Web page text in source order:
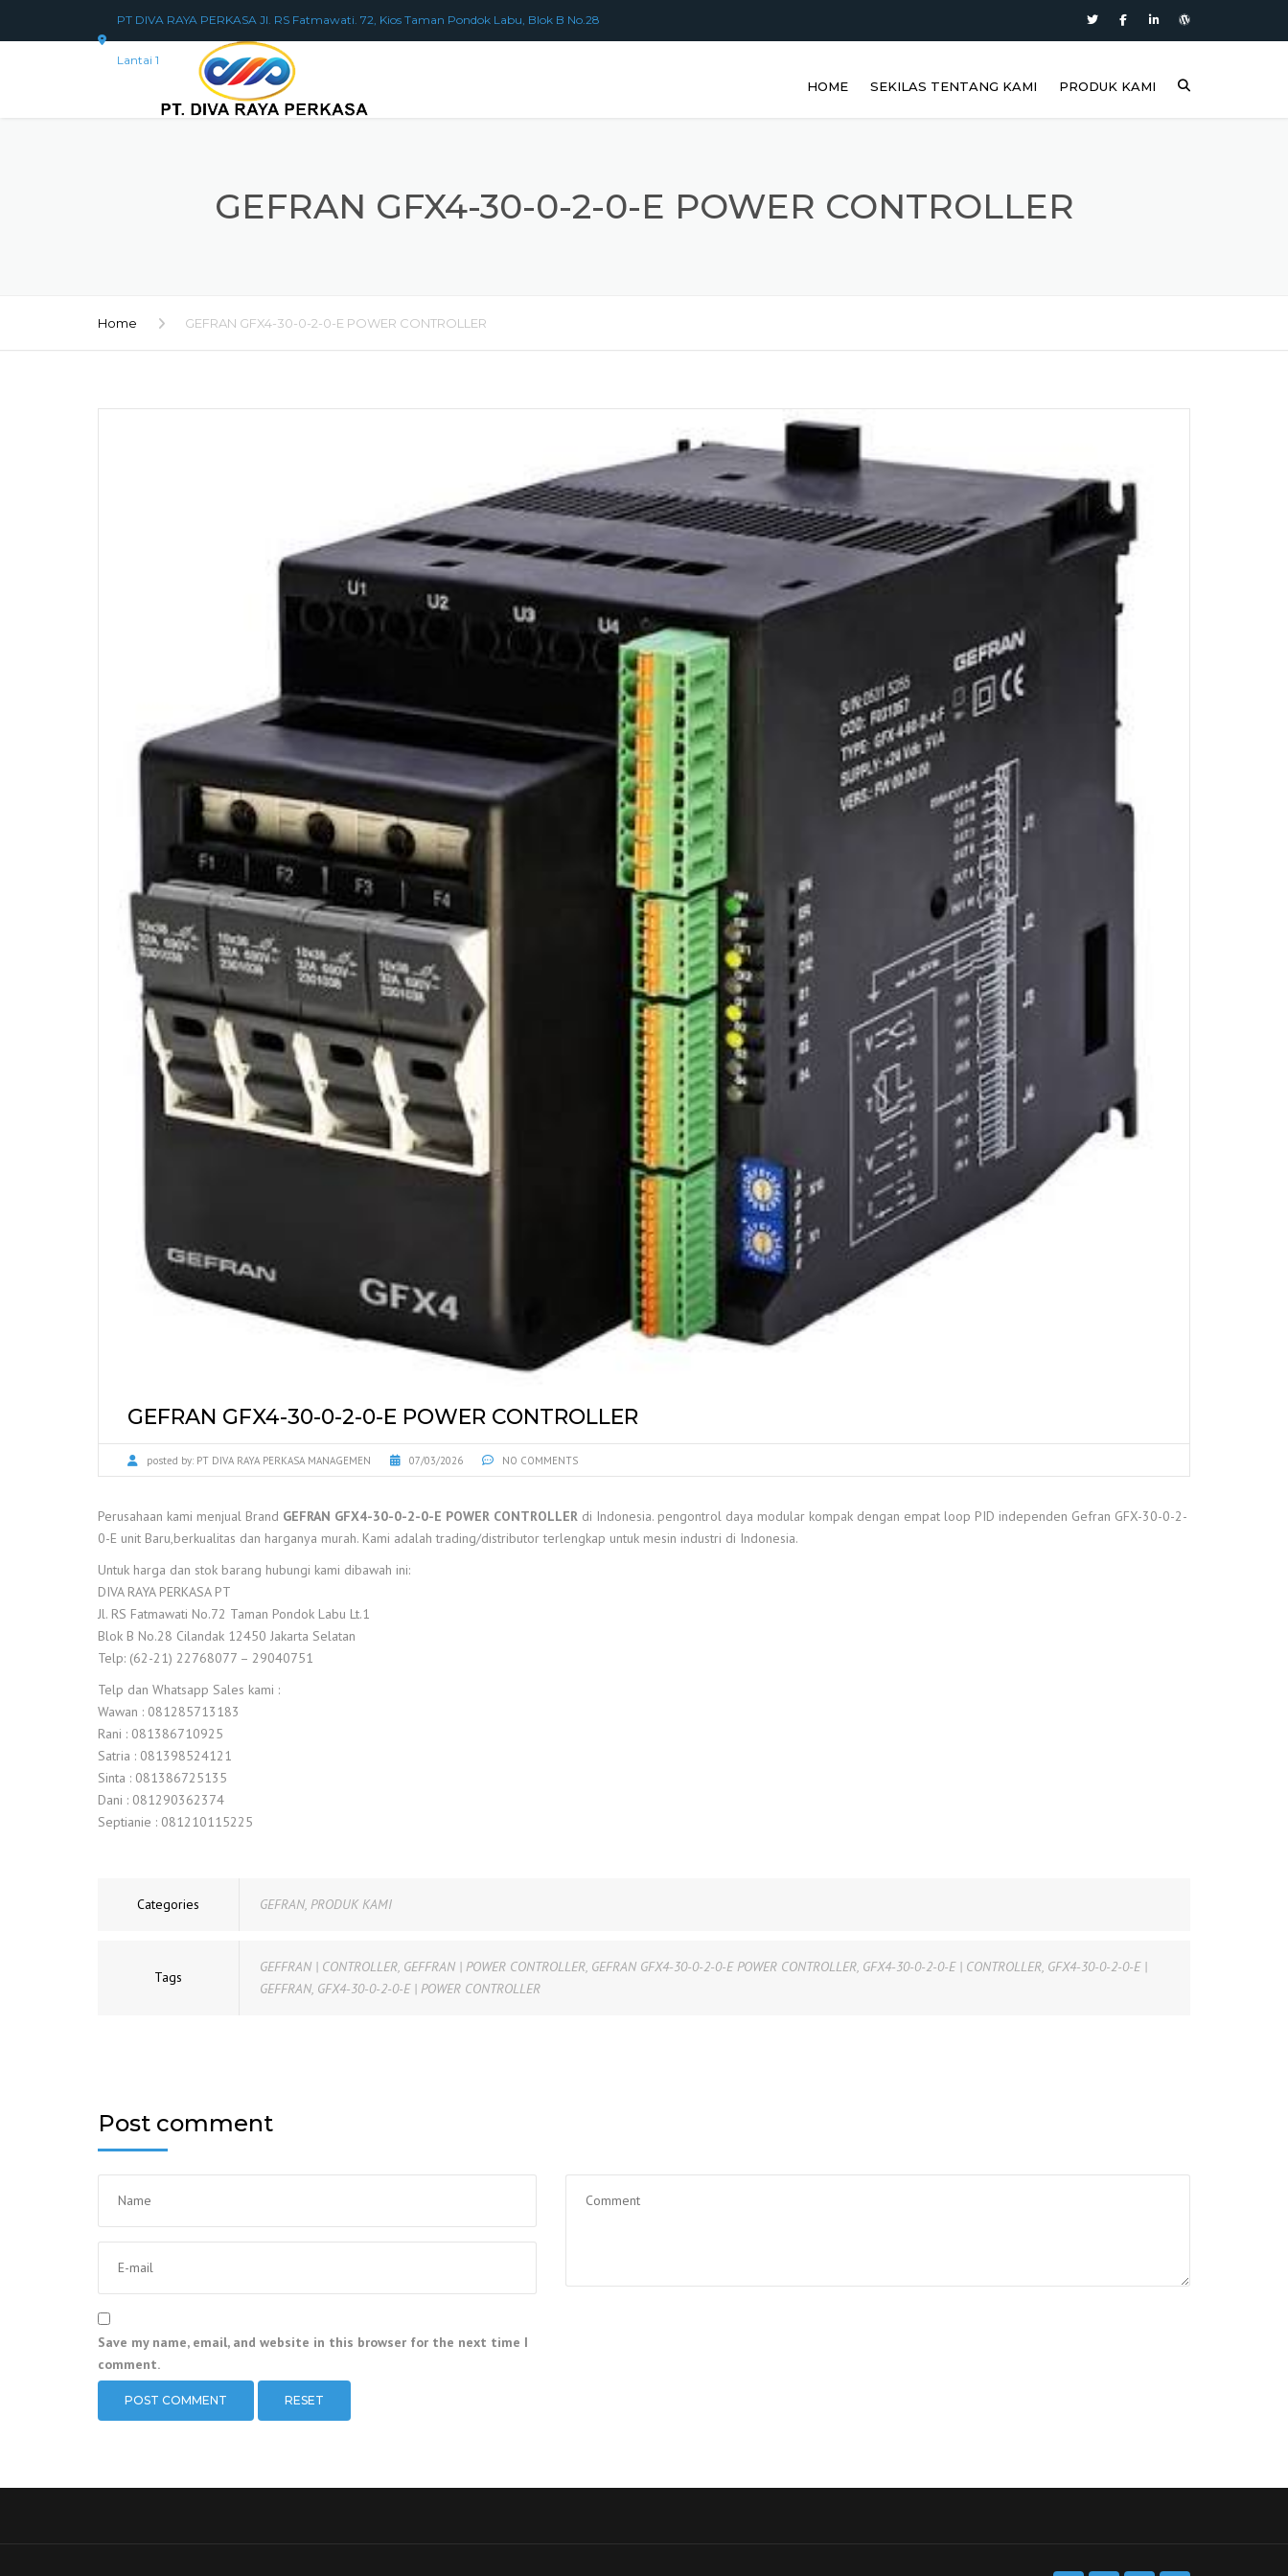
PT DIVA RAYA PERKASA Jl. RS Fatmawati. 72, Kios Taman Pondok Labu, Blok B No.28
Lantai 1
HOME SEKILAS TENTANG KAMI PRODUK KAMI
GEFRAN GFX4-30-0-2-0-E POWER CONTROLLER
Home GEFRAN GFX4-30-0-2-0-E POWER CONTROLLER
GEFRAN GFX4-30-0-2-0-E POWER CONTROLLER
posted by: PT DIVA RAYA PERKASA MANAGEMEN 07/03/2026 NO COMMENTS
Perusahaan kami menjual Brand GEFRAN GFX4-30-0-2-0-E POWER CONTROLLER di Indonesia. pengontrol daya modular kompak dengan empat loop PID independen Gefran GFX-30-0-2-
0-E unit Baru,berkualitas dan harganya murah. Kami adalah trading/distributor terlengkap untuk mesin industri di Indonesia.
Untuk harga dan stok barang hubungi kami dibawah ini:
DIVA RAYA PERKASA PT
Jl. RS Fatmawati No.72 Taman Pondok Labu Lt.1
Blok B No.28 Cilandak 12450 Jakarta Selatan
Telp: (62-21) 22768077 – 29040751
Telp dan Whatsapp Sales kami :
Wawan : 081285713183
Rani : 081386710925
Satria : 081398524121
Sinta : 081386725135
Dani : 081290362374
Septianie : 081210115225
Categories GEFRAN, PRODUK KAMI
Tags
GEFFRAN | CONTROLLER, GEFFRAN | POWER CONTROLLER, GEFRAN GFX4-30-0-2-0-E POWER CONTROLLER, GFX4-30-0-2-0-E | CONTROLLER, GFX4-30-0-2-0-E |
GEFFRAN, GFX4-30-0-2-0-E | POWER CONTROLLER
Post comment
Save my name, email, and website in this browser for the next time I
comment.
RESET